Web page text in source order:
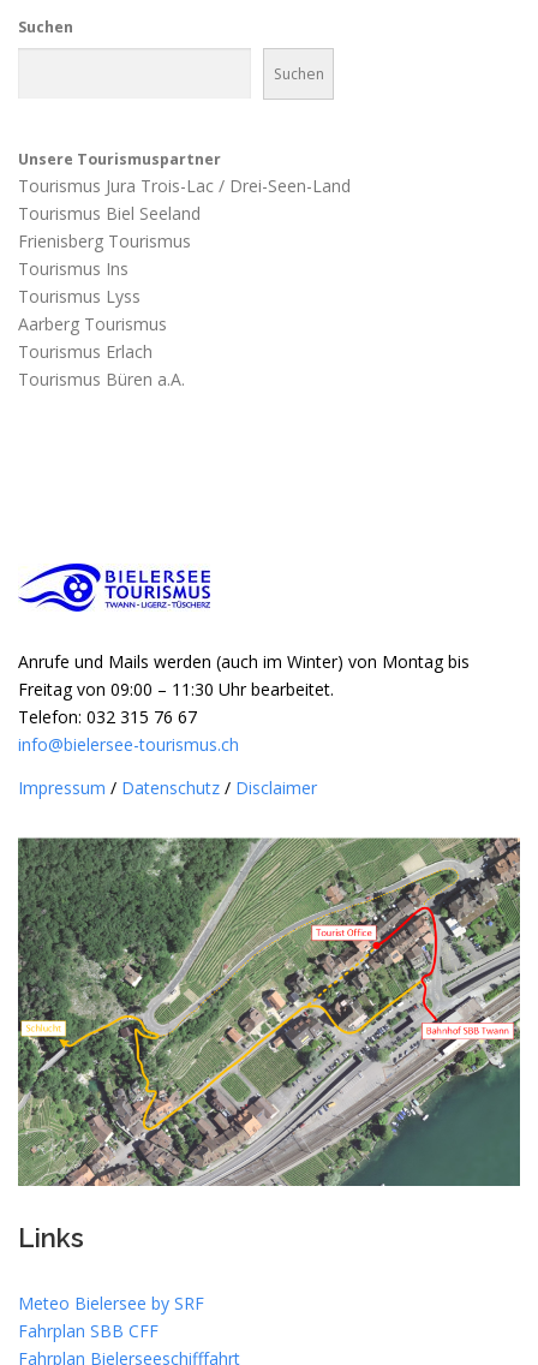
Suchen
Suchen
Unsere Tourismuspartner
Tourismus Jura Trois-Lac / Drei-Seen-Land
Tourismus Biel Seeland
Frienisberg Tourismus
Tourismus Ins
Tourismus Lyss
Aarberg Tourismus
Tourismus Erlach
Tourismus Büren a.A.
Anrufe und Mails werden (auch im Winter) von Montag bis
Freitag von 09:00 – 11:30 Uhr bearbeitet.
Telefon: 032 315 76 67
info@bielersee-tourismus.ch
Impressum / Datenschutz / Disclaimer
Links
Meteo Bielersee by SRF
Fahrplan SBB CFF
Fahrplan Bielerseeschifffahrt